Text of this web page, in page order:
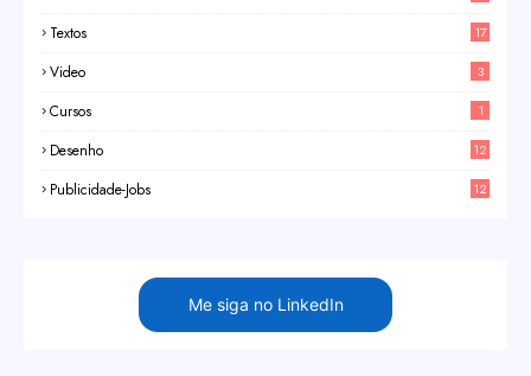
Textos 17
Video 3
Cursos 1
Desenho 12
Publicidade-Jobs 12
Me siga no LinkedIn